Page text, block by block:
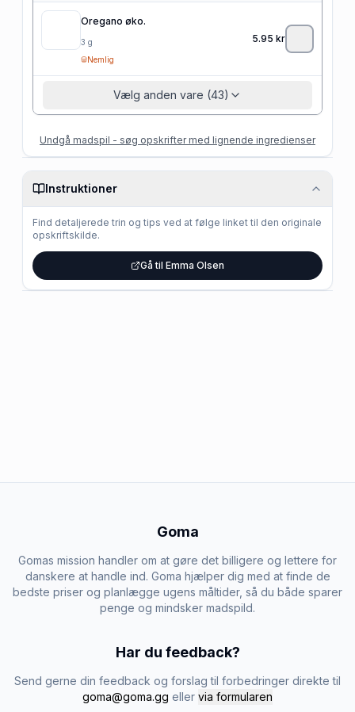
Oregano øko.
3 g
Nemlig
5.95 kr
Vælg anden vare (43)
Undgå madspil - søg opskrifter med lignende ingredienser
Instruktioner
Find detaljerede trin og tips ved at følge linket til den originale
opskriftskilde.
Gå til Emma Olsen
Goma
Gomas mission handler om at gøre det billigere og lettere for
danskere at handle ind. Goma hjælper dig med at finde de
bedste priser og planlægge ugens måltider, så du både sparer
penge og mindsker madspild.
Har du feedback?
Send gerne din feedback og forslag til forbedringer direkte til
goma@goma.gg eller via formularen